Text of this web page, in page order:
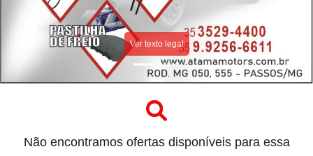
Ver texto legal
Não encontramos ofertas disponíveis para essa